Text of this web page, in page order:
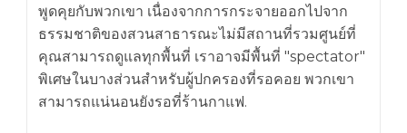
พูดคุยกับพวกเขา เนื่องจากการกระจายออกไปจาก
ธรรมชาติของสวนสาธารณะไม่มีสถานที่รวมศูนย์ที่
คุณสามารถดูแลทุกพื้นที่ เราอาจมีพื้นที่ "spectator"
พิเศษในบางส่วนสำหรับผู้ปกครองที่รอคอย พวกเขา
สามารถแน่นอนยังรอที่ร้านกาแฟ.